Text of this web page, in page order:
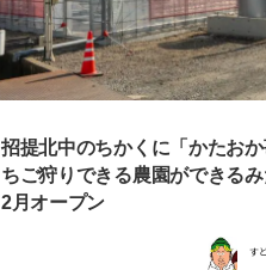
招提北中のちかくに「かたお
ちご狩りできる農園ができる
2月オープン
す